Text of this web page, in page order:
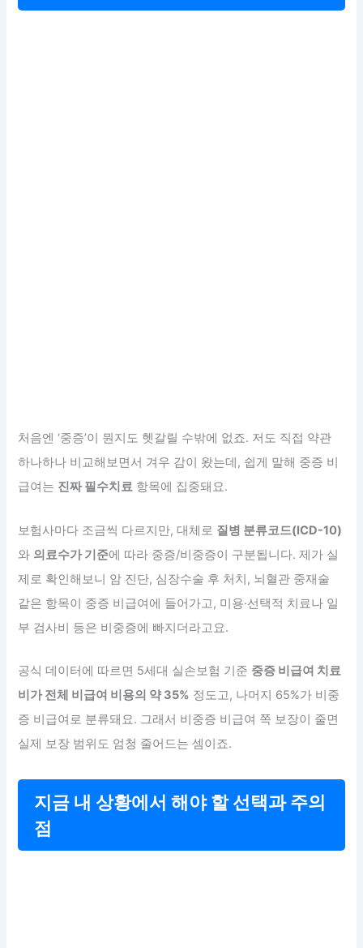
처음엔 ‘중증’이 뭔지도 헷갈릴 수밖에 없죠. 저도 직접 약관
하나하나 비교해보면서 겨우 감이 왔는데, 쉽게 말해 중증 비
급여는 진짜 필수치료 항목에 집중돼요.
보험사마다 조금씩 다르지만, 대체로 질병 분류코드(ICD-10)
와 의료수가 기준에 따라 중증/비중증이 구분됩니다. 제가 실
제로 확인해보니 암 진단, 심장수술 후 처치, 뇌혈관 중재술
같은 항목이 중증 비급여에 들어가고, 미용·선택적 치료나 일
부 검사비 등은 비중증에 빠지더라고요.
공식 데이터에 따르면 5세대 실손보험 기준 중증 비급여 치료
비가 전체 비급여 비용의 약 35% 정도고, 나머지 65%가 비중
증 비급여로 분류돼요. 그래서 비중증 비급여 쪽 보장이 줄면
실제 보장 범위도 엄청 줄어드는 셈이죠.
지금 내 상황에서 해야 할 선택과 주의
점